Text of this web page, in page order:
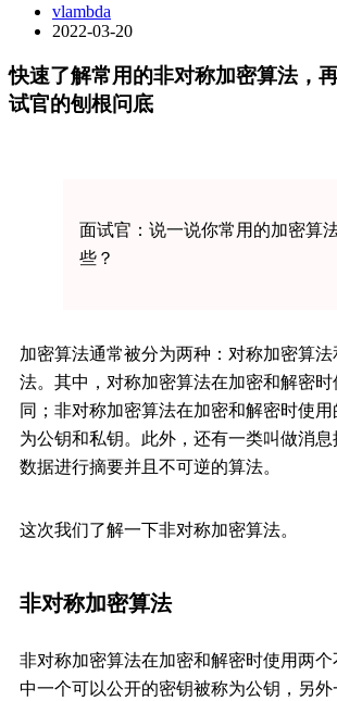
vlambda
2022-03-20
快速了解常用的非对称加密算法，
试官的刨根问底
面试官：说一说你常用的加密算
些？
加密算法通常被分为两种： 对称加密算法
法。其中，对称加密算法在加密和解密
同；非对称加密算法在加密和解密时使
为公钥和私钥。此外，还有一类叫做消息
数据进行摘要并且不可逆的算法。
这次我们了解一下非对称加密算法。
非对称加密算法
非对称加密算法在加密和解密时使用两
中一个可以公开的密钥被称为公钥，另外